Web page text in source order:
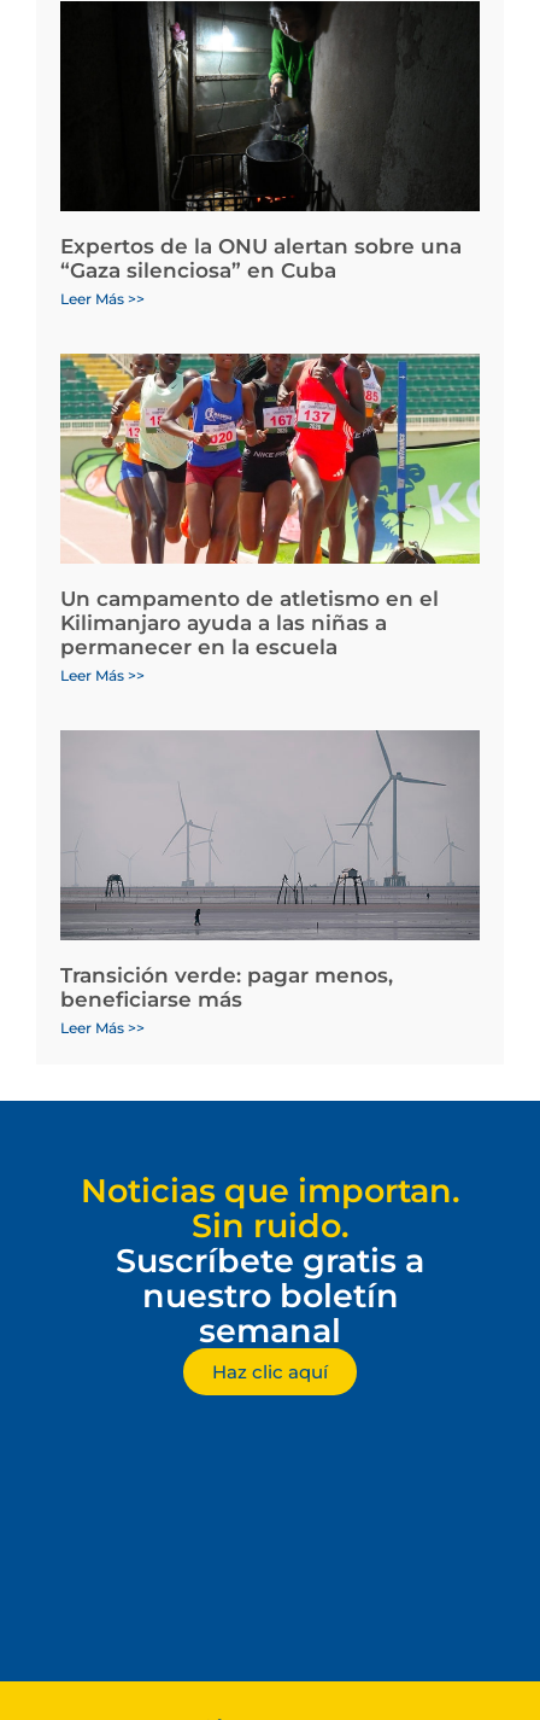
Expertos de la ONU alertan sobre una
“Gaza silenciosa” en Cuba
Leer Más >>
Un campamento de atletismo en el
Kilimanjaro ayuda a las niñas a
permanecer en la escuela
Leer Más >>
Transición verde: pagar menos,
beneficiarse más
Leer Más >>
Noticias que importan.
Sin ruido.
Suscríbete gratis a
nuestro boletín
semanal
Haz clic aquí